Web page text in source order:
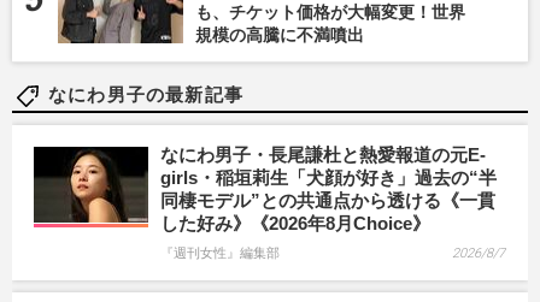
も、チケット価格が大幅変更！世界
規模の高騰に不満噴出
なにわ男子の最新記事
なにわ男子・長尾謙杜と熱愛報道の元E-
girls・稲垣莉生「犬顔が好き」過去の“半
同棲モデル”との共通点から透ける《一貫
した好み》《2026年8月Choice》
『週刊女性』編集部 2026/8/7